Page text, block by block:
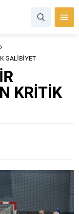
GALİBİYET
KRİTİK